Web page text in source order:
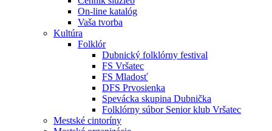
On-line katalóg
Vaša tvorba
Kultúra
Folklór
Dubnický folklórny festival
FS Vršatec
FS Mladosť
DFS Prvosienka
Spevácka skupina Dubnička
Folklórny súbor Senior klub Vršatec
Mestské cintoríny